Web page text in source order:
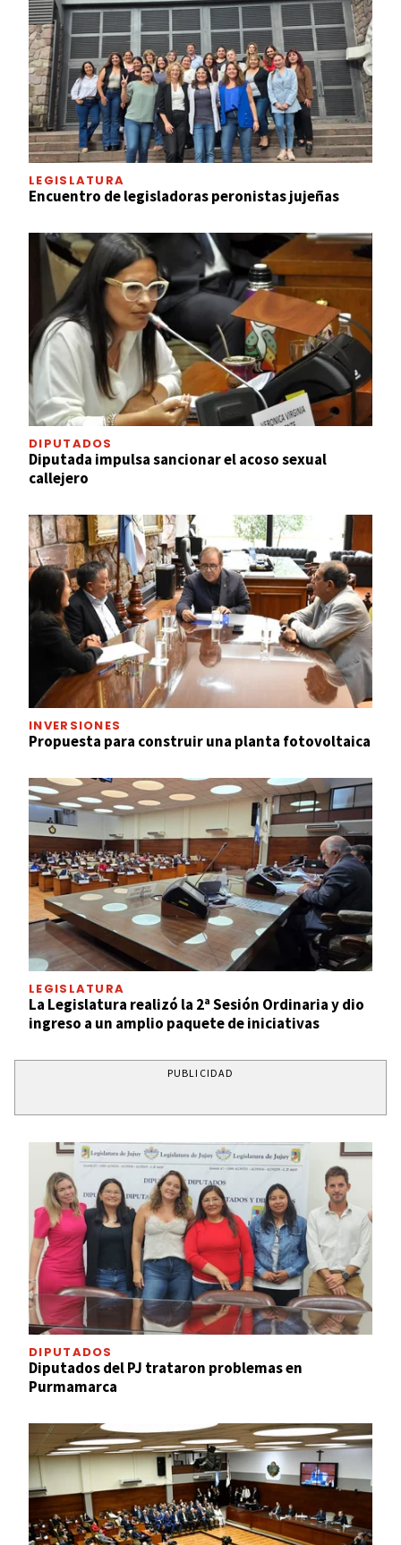
LEGISLATURA
Encuentro de legisladoras peronistas jujeñas
DIPUTADOS
Diputada impulsa sancionar el acoso sexual
callejero
INVERSIONES
Propuesta para construir una planta fotovoltaica
LEGISLATURA
La Legislatura realizó la 2ª Sesión Ordinaria y dio
ingreso a un amplio paquete de iniciativas
PUBLICIDAD
DIPUTADOS
Diputados del PJ trataron problemas en
Purmamarca